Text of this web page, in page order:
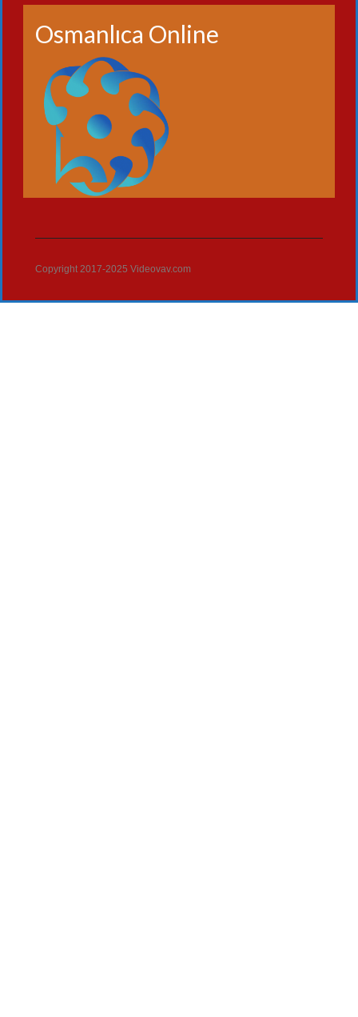
Osmanlıca Online
Copyright 2017-2025 Videovav.com